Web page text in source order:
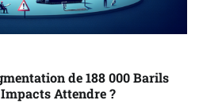
de 188 000 Barils
Attendre ?